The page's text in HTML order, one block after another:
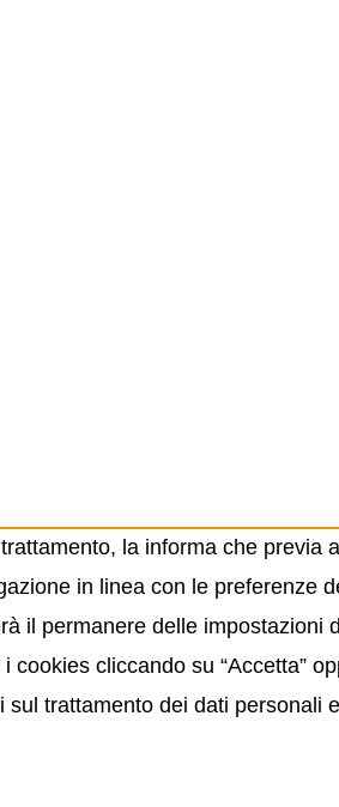
la informa che
in linea con le preferenze
il permanere delle
cliccando su “Accetta”
trattamento dei dati personali